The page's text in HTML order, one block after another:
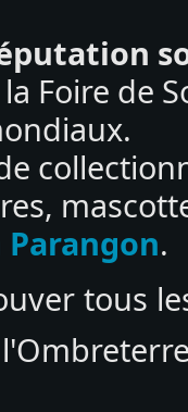
Foire de
.
tous